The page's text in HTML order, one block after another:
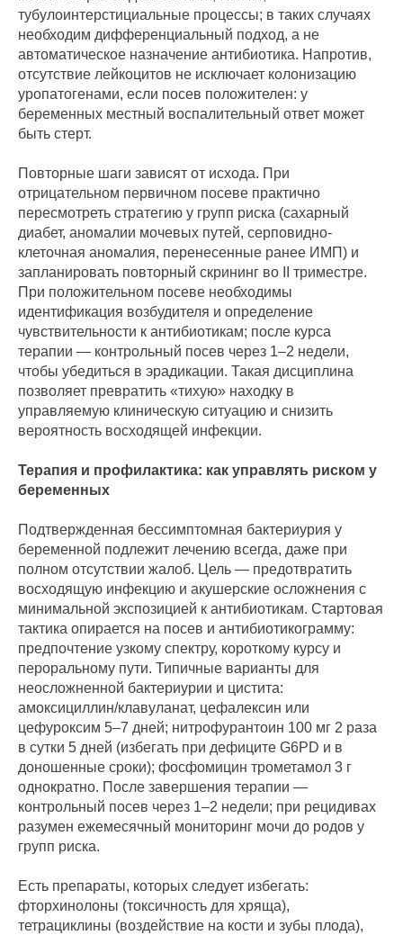
тубулоинтерстициальные процессы; в таких случаях
необходим дифференциальный подход, а не
автоматическое назначение антибиотика. Напротив,
отсутствие лейкоцитов не исключает колонизацию
уропатогенами, если посев положителен: у
беременных местный воспалительный ответ может
быть стерт.
Повторные шаги зависят от исхода. При
отрицательном первичном посеве практично
пересмотреть стратегию у групп риска (сахарный
диабет, аномалии мочевых путей, серповидно-
клеточная аномалия, перенесенные ранее ИМП) и
запланировать повторный скрининг во II триместре.
При положительном посеве необходимы
идентификация возбудителя и определение
чувствительности к антибиотикам; после курса
терапии — контрольный посев через 1–2 недели,
чтобы убедиться в эрадикации. Такая дисциплина
позволяет превратить «тихую» находку в
управляемую клиническую ситуацию и снизить
вероятность восходящей инфекции.
Терапия и профилактика: как управлять риском у
беременных
Подтвержденная бессимптомная бактериурия у
беременной подлежит лечению всегда, даже при
полном отсутствии жалоб. Цель — предотвратить
восходящую инфекцию и акушерские осложнения с
минимальной экспозицией к антибиотикам. Стартовая
тактика опирается на посев и антибиотикограмму:
предпочтение узкому спектру, короткому курсу и
пероральному пути. Типичные варианты для
неосложненной бактериурии и цистита:
амоксициллин/клавуланат, цефалексин или
цефуроксим 5–7 дней; нитрофурантоин 100 мг 2 раза
в сутки 5 дней (избегать при дефиците G6PD и в
доношенные сроки); фосфомицин трометамол 3 г
однократно. После завершения терапии —
контрольный посев через 1–2 недели; при рецидивах
разумен ежемесячный мониторинг мочи до родов у
групп риска.
Есть препараты, которых следует избегать:
фторхинолоны (токсичность для хряща),
тетрациклины (воздействие на кости и зубы плода),